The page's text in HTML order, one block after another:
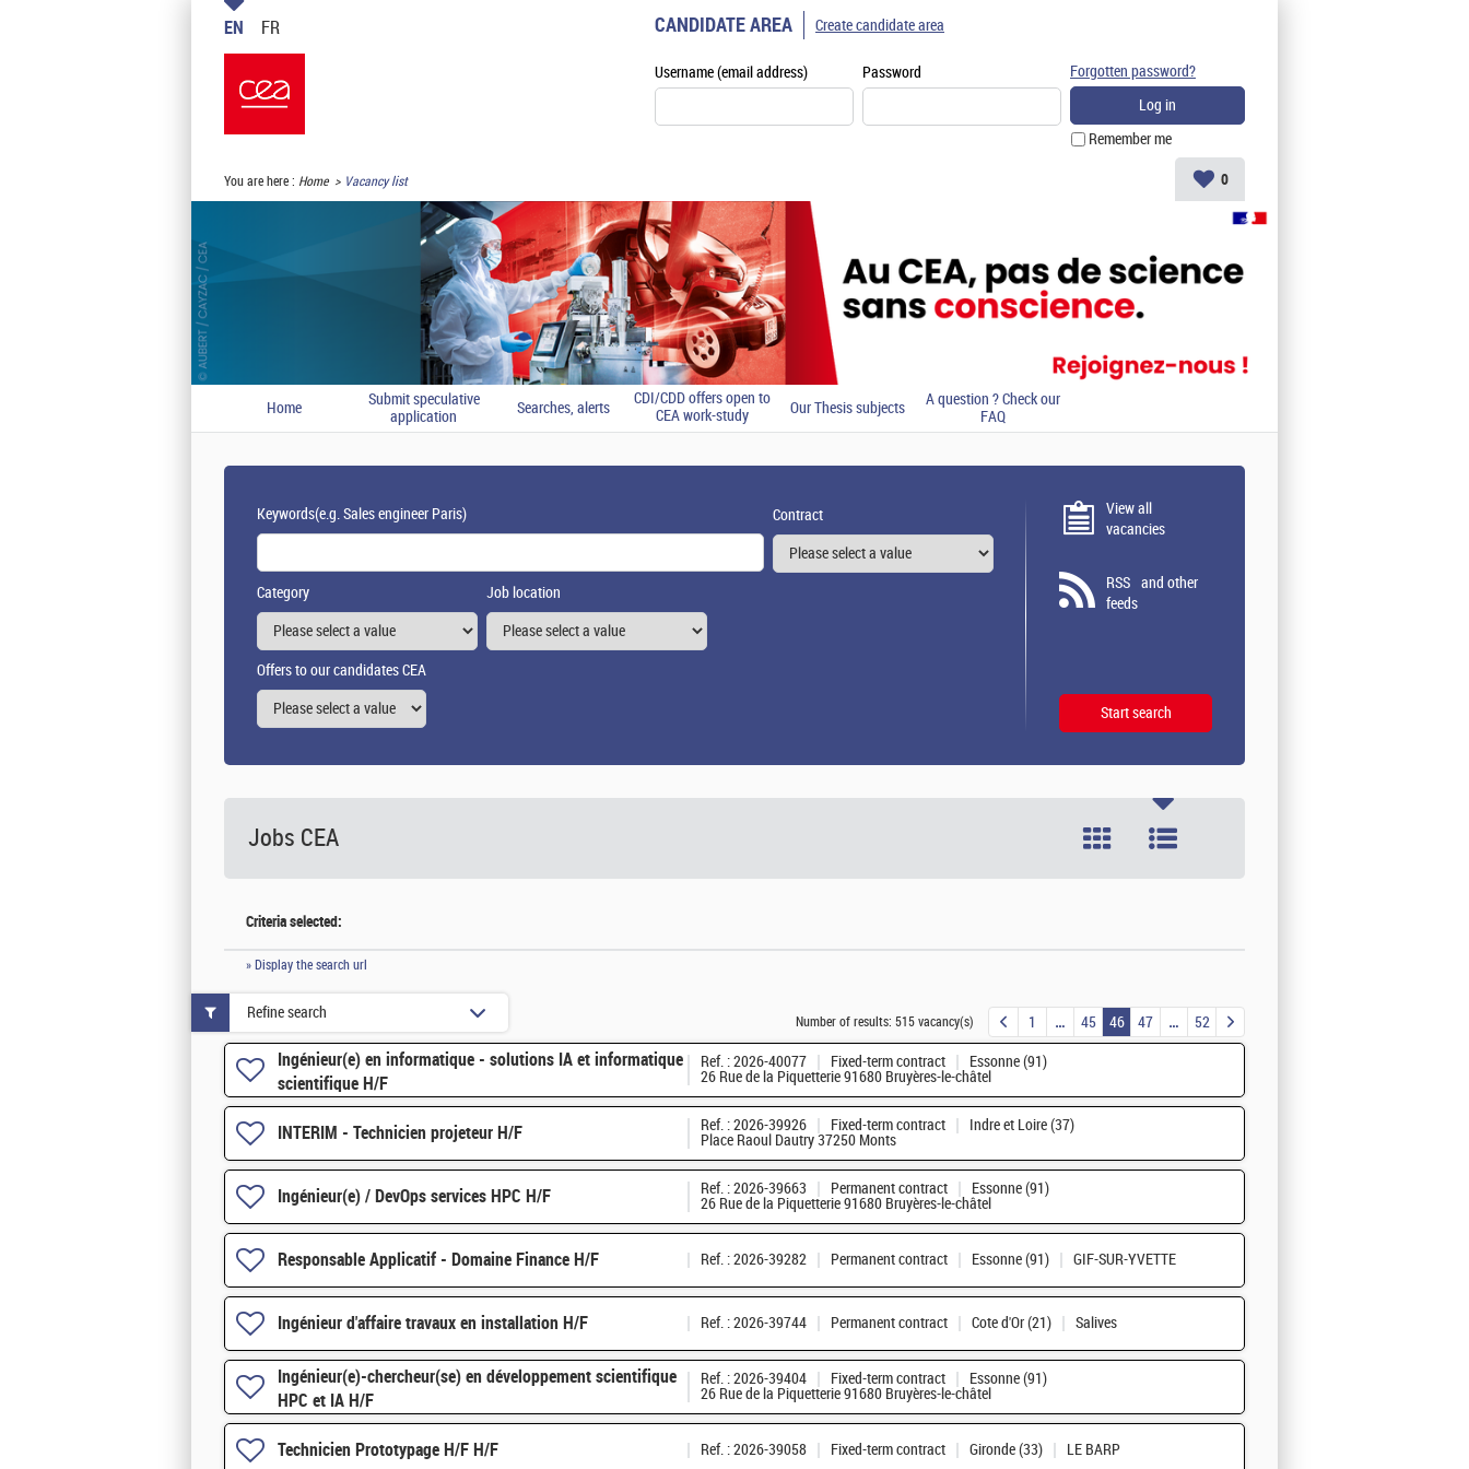
EN FR CANDIDATE AREA
Username (email address) Password
Remember me
Forgotten password?
Create candidate area
You are here : Home Vacancy list 0
Home
Submit speculative
application
Searches, alerts
CDI/CDD offers open to
CEA work-study
students
Our Thesis subjects
A question ? Check our
FAQ
Keywords(e.g. Sales engineer Paris) Contract
Category Job location
Offers to our candidates CEA
View all
vacancies
RSS and other
feeds
Jobs CEA
Criteria selected:
» Display the search url
Number of results: 515 vacancy(s) 1 45 46 47 52
Ingénieur(e) en informatique - solutions IA et informatique
scientifique H/F
Ref. : 2026-40077 Fixed-term contract
Essonne (91)
26 Rue de la Piquetterie 91680 Bruyères-le-châtel
INTERIM - Technicien projeteur H/F Ref. : 2026-39926 Fixed-term contract
Indre et Loire (37)
Place Raoul Dautry 37250 Monts
Ingénieur(e) / DevOps services HPC H/F Ref. : 2026-39663 Permanent contract
Essonne (91)
26 Rue de la Piquetterie 91680 Bruyères-le-châtel
Responsable Applicatif - Domaine Finance H/F Ref. : 2026-39282 Permanent contract Essonne (91) GIF-SUR-YVETTE
Ingénieur d'affaire travaux en installation H/F Ref. : 2026-39744 Permanent contract Cote d'Or (21) Salives
Ingénieur(e)-chercheur(se) en développement scientifique
HPC et IA H/F
Ref. : 2026-39404 Fixed-term contract
Essonne (91)
26 Rue de la Piquetterie 91680 Bruyères-le-châtel
Technicien Prototypage H/F H/F Ref. : 2026-39058 Fixed-term contract Gironde (33) LE BARP
Refine search